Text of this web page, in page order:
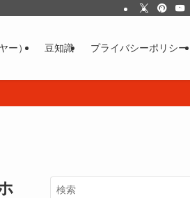
ー） 豆知識 プライバシーポリシー